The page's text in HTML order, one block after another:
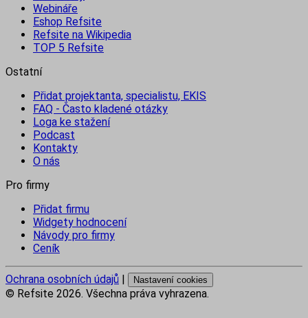
Webináře
Eshop Refsite
Refsite na Wikipedia
TOP 5 Refsite
Ostatní
Přidat projektanta, specialistu, EKIS
FAQ - Často kladené otázky
Loga ke stažení
Podcast
Kontakty
O nás
Pro firmy
Přidat firmu
Widgety hodnocení
Návody pro firmy
Ceník
Ochrana osobních údajů | Nastavení cookies
© Refsite 2026. Všechna práva vyhrazena.